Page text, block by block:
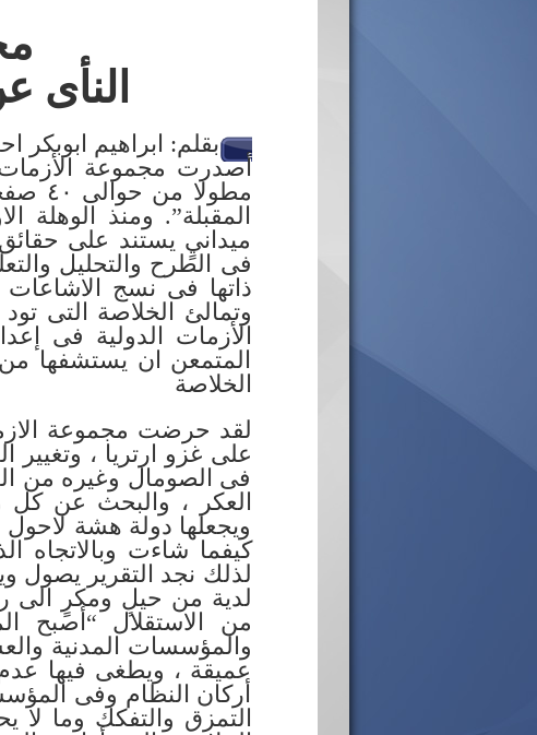
النأى
بقلم: ابراهيم ابوبكر
المقبلة”. ومنذ
ميدانيٍ يستند على
فى الطرح والتحليل
ذاتها فى نسج
وتمالئ الخلاصة التى
الأزمات الدولية فى
المتمعن ان يستشفها
الخلاصة
لقد حرضت مجموعة
على غزو ارتريا ، وتغيير
فى الصومال وغيره من
العكر ، والبحث عن كل
ويجعلها دولة هشة
كيفما شاءت وبالاتجاه
لذلك نجد التقرير يصول
لدية من حيلٍ ومكرٍ الى
من الاستقلال “أصبح
والمؤسسات المدنية
عميقة ، ويطغى فيها
أركان النظام وفى
التمزق والتفكك وما